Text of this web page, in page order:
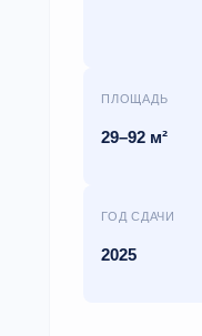
ПЛОЩАДЬ
29–92 м²
ГОД СДАЧИ
2025